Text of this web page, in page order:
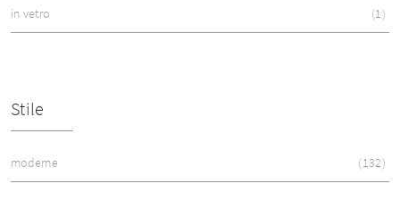
in vetro 1
Stile
moderne 132